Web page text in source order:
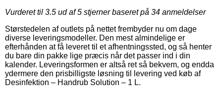
Vurderet til 3.5 ud af 5 stjerner baseret på 34 anmeldelser
Størstedelen af outlets på nettet frembyder nu om dage
diverse leveringsmodeller. Den mest almindelige er
efterhånden at få leveret til et afhentningssted, og så henter
du bare din pakke lige præcis når det passer ind i din
kalender. Leveringsformen er altså ret så bekvem, og endda
ydermere den prisbilligste løsning til levering ved køb af
Desinfektion – Handrub Solution – 1 L.